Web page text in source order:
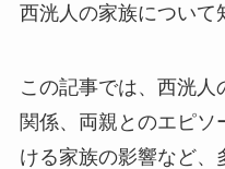
西洸人の家族について
この記事では、西洸
関係、両親とのエピ
ける家族の影響など、